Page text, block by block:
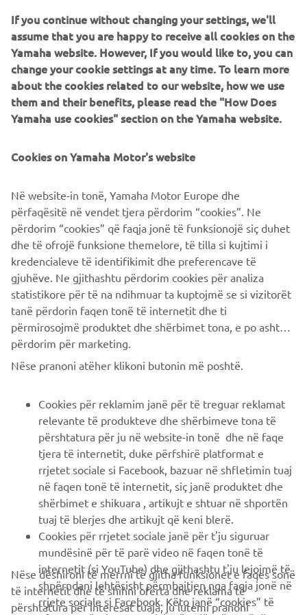
simili. Riteniamo che la nostra struttura
in Europa sarà una risorsa chiave per
Yamaha nell’ambito dell'eMobility per
rispondere al requisito di zero
emissioni con neutralità carbonica per
la produzione locale. Oggi, dopo 100
stessa realtà aziendale.
— Patrice Maciejewski, Presidente, Yamaha
Motor Manufacturing Europe S.A.S.
PIÙ YAMAHA
SUPPORTO
NEWSLETTER
Conoscerai in anteprima le ultime offerte, gli eventi speciali, le
nuove uscite e molto altro
If you continue without changing your settings, we'll
assume that you are happy to receive all cookies on the
Yamaha website. However, If you would like to, you can
change your cookie settings at any time. To learn more
about the cookies related to our website, how we use
them and their benefits, please read the "How Does
Yamaha use cookies" section on the Yamaha website.
Cookies on Yamaha Motor's website
Në website-in tonë, Yamaha Motor Europe dhe
përfaqësitë në vendet tjera përdorim “cookies”. Ne
përdorim “cookies” që faqja jonë të funksionojë siç duhet
dhe të ofrojë funksione themelore, të tilla si kujtimi i
kredencialeve të identifikimit dhe preferencave të
gjuhëve. Ne gjithashtu përdorim cookies për analiza
statistikore për të na ndihmuar ta kuptojmë se si vizitorët
tanë përdorin faqen tonë të internetit dhe ti
përmirosojmë produktet dhe shërbimet tona, e po ashtu ti
përdorim për marketing.
Nëse pranoni atëher klikoni butonin më poshtë.
Cookies për reklamim janë për të treguar reklamat
relevante të produkteve dhe shërbimeve tona të
përshtatura për ju në website-in tonë dhe në faqe
tjera të internetit, duke përfshirë platformat e
rrjetet sociale si Facebook, bazuar në shfletimin tuaj
në faqen tonë të internetit, siç janë produktet dhe
shërbimet e shikuara , artikujt e shtuar në shportën
tuaj të blerjes dhe artikujt që keni blerë.
Cookies për rrjetet sociale janë për t'ju siguruar
mundësinë për të parë video në faqen tonë të
internetit (si YouTube) dhe gjithashtu t'ju lejojmë të
shpërndani lehtësisht përmbajtjen nga faqja jonë në
rrjete sociale si Facebook. Këto janë “cookies” të
Nëse dëshironi të merrni të gjitha funksionet e faqes sonë
të internetit dhe të shihni oferta dhe reklama të
përshtatura për interesat tuaja, ju lutemi pranoni